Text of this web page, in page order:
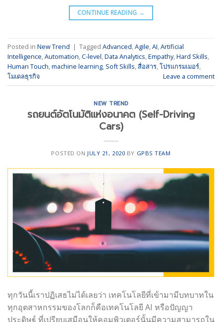
CONTINUE READING →
Posted in New Trend | Tagged Advanced,Agile,AI,Artificial
Intelligence,Automation,C-level,Data Analytics,Empathy,Hard Skills,
Human Touch,machine learning, Soft Skills,สื่อสาร,โปรแกรมเมอร์,
โมเดลธุรกิจ
Leave a comment
NEW TREND
รถยนต์อัตโนมัติแห่งอนาคต (Self-Driving
Cars)
POSTED ON JULY 21, 2020 BY GPBS TEAM
ทุกวันนี้เราปฏิเสธไม่ได้เลยว่า เทคโนโลยีที่เข้ามามีบทบาทใน
ทุกอุตสาหกรรมของโลกก็คือเทคโนโลยี AI หรือปัญญา
ประดิษฐ์ ที่เปรียบเสมือนให้คอมพิวเตอร์นั้นมีความสามารถใน